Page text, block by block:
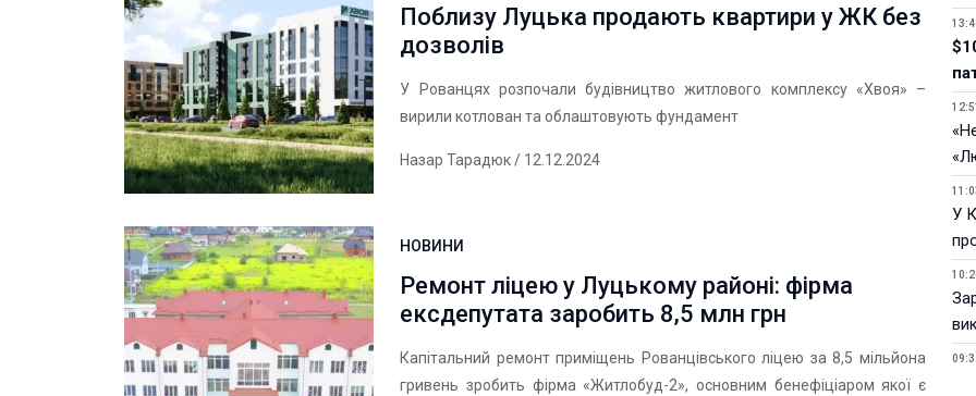
Поблизу Луцька продають квартири у ЖК без
дозволів
У Рованцях розпочали будівництво житлового комплексу «Хвоя» –
вирили котлован та облаштовують фундамент
Назар Тарадюк/ 12.12.2024
НОВИНИ
Ремонт ліцею у Луцькому районі: фірма
ексдепутата заробить 8,5 млн грн
Капітальний ремонт приміщень Рованцівського ліцею за 8,5 мільйона
гривень зробить фірма «Житлобуд-2», основним бенефіціаром якої є
У